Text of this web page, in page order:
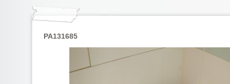
PA131685